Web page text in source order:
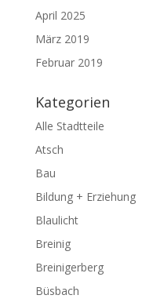
April 2025
März 2019
Februar 2019
Kategorien
Alle Stadtteile
Atsch
Bau
Bildung + Erziehung
Blaulicht
Breinig
Breinigerberg
Büsbach